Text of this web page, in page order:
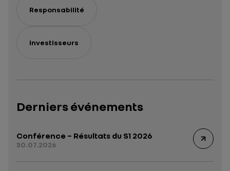
Responsabilité
Investisseurs
Derniers événements
Conférence – Résultats du S1 2026
30.07.2026